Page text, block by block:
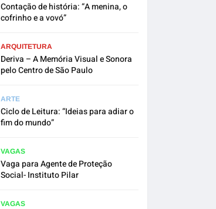
Contação de história: “A menina, o
cofrinho e a vovó”
ARQUITETURA
Deriva – A Memória Visual e Sonora
pelo Centro de São Paulo
ARTE
Ciclo de Leitura: “Ideias para adiar o
fim do mundo”
VAGAS
Vaga para Agente de Proteção
Social- Instituto Pilar
VAGAS